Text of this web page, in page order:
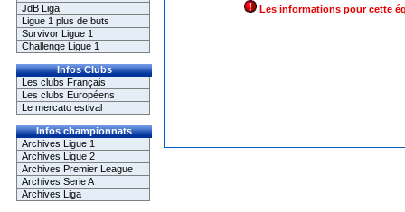
JdB Liga
Ligue 1 plus de buts
Survivor Ligue 1
Challenge Ligue 1
Infos Clubs
Les clubs Français
Les clubs Européens
Le mercato estival
Infos championnats
Archives Ligue 1
Archives Ligue 2
Archives Premier League
Archives Serie A
Archives Liga
Les informations pour cette